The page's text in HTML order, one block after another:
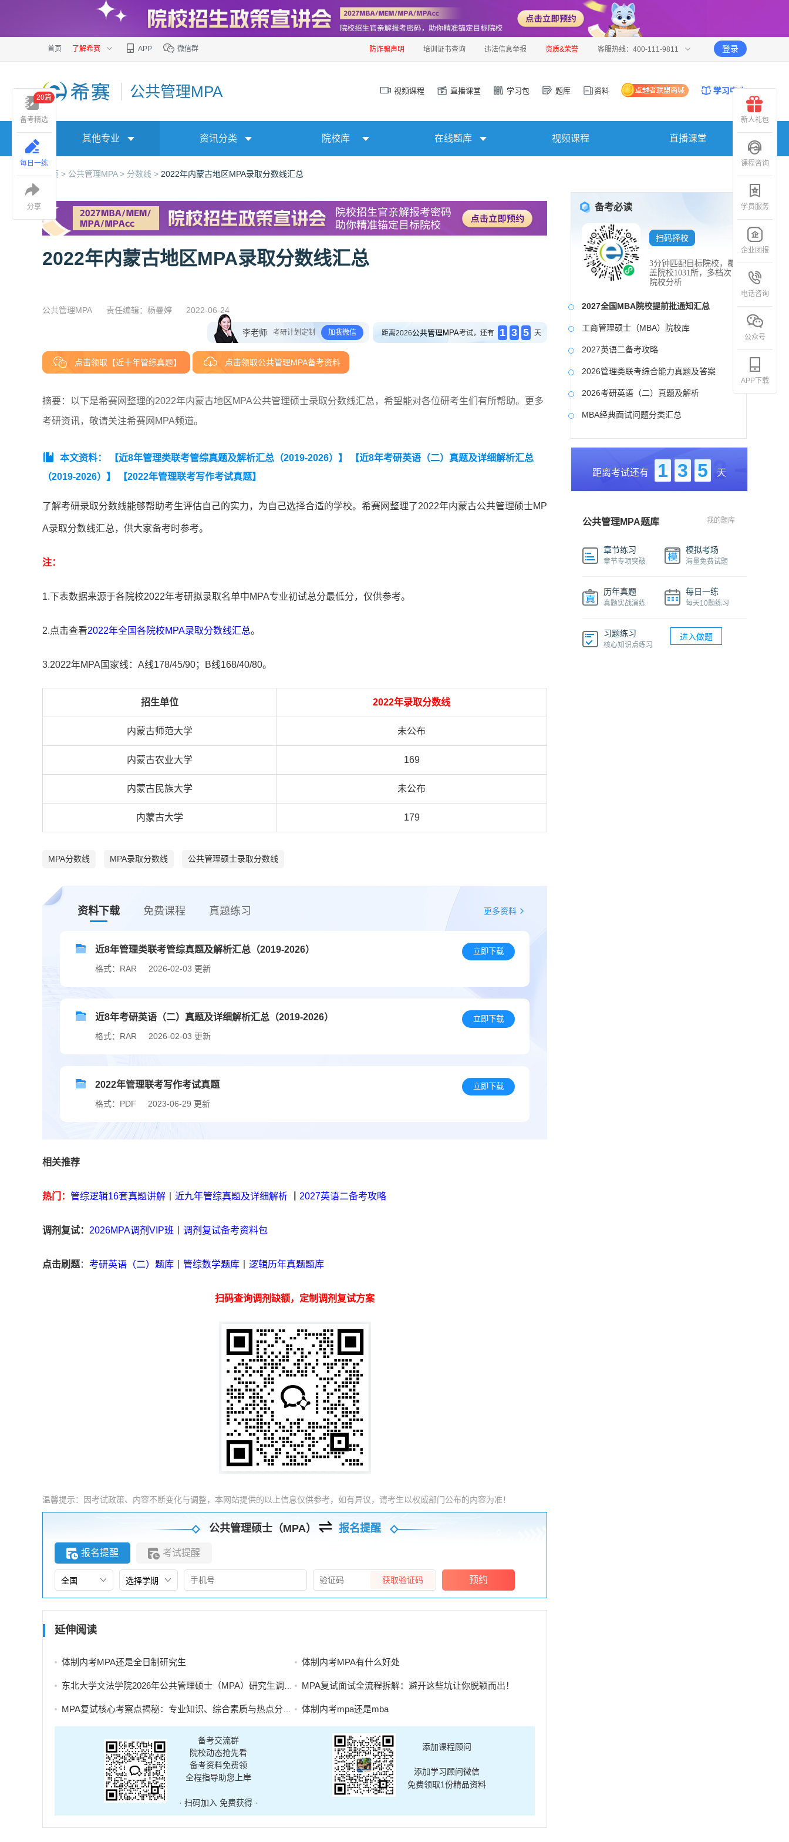
首页 了解希赛 APP 微信群 防诈骗声明 培训证书查询 违法信息举报 资质&荣誉 客服热线：400-111-9811 登录
公共管理MPA 视频课程 直播课堂 学习包 题库 资料
其他专业 资讯分类 院校库 在线题库 视频课程 直播课堂
首页 > 公共管理MPA > 分数线 > 2022年内蒙古地区MPA录取分数线汇总
2022年内蒙古地区MPA录取分数线汇总
公共管理MPA 责任编辑：杨曼婷 2022-06-24
李老师 考研计划定制 加我微信 距离2026公共管理MPA考试，还有 1 3 5 天
点击领取【近十年管综真题】 点击领取公共管理MPA备考资料
摘要：以下是希赛网整理的2022年内蒙古地区MPA公共管理硕士录取分数线汇总，希望能对各位研考生们有所帮助。更多
考研资讯，敬请关注希赛网MPA频道。
本文资料： 【近8年管理类联考管综真题及解析汇总（2019-2026）】
【近8年考研英语（二）真题及详细解析汇总
（2019-2026）】
【2022年管理联考写作考试真题】
了解考研录取分数线能够帮助考生评估自己的实力，为自己选择合适的学校。希赛网整理了2022年内蒙古公共管理硕士MP
A录取分数线汇总，供大家备考时参考。
注：
1.下表数据来源于各院校2022年考研拟录取名单中MPA专业初试总分最低分，仅供参考。
2.点击查看2022年全国各院校MPA录取分数线汇总。
3.2022年MPA国家线：A线178/45/90；B线168/40/80。
招生单位 2022年录取分数线
内蒙古师范大学 未公布
内蒙古农业大学 169
内蒙古民族大学 未公布
内蒙古大学 179
MPA分数线 MPA录取分数线 公共管理硕士录取分数线
资料下载 免费课程 真题练习 更多资料
近8年管理类联考管综真题及解析汇总（2019-2026）
格式：RAR 2026-02-03 更新
立即下载
近8年考研英语（二）真题及详细解析汇总（2019-2026）
格式：RAR 2026-02-03 更新
立即下载
2022年管理联考写作考试真题
格式：PDF 2023-06-29 更新
立即下载
相关推荐
热门： 管综逻辑16套真题讲解 近九年管综真题及详细解析 2027英语二备考攻略
调剂复试： 2026MPA调剂VIP班 调剂复试备考资料包
点击刷题： 考研英语（二）题库 管综数学题库 逻辑历年真题题库
扫码查询调剂缺额，定制调剂复试方案
温馨提示：因考试政策、内容不断变化与调整，本网站提供的以上信息仅供参考，如有异议，请考生以权威部门公布的内容为准！
公共管理硕士（MPA） 报名提醒
报名提醒 考试提醒
获取验证码 预约
延伸阅读
体制内考MPA还是全日制研究生 体制内考MPA有什么好处
东北大学文法学院2026年公共管理硕士（MPA）研究生调剂工作办法 MPA复试面试全流程拆解：避开这些坑让你脱颖而出！
MPA复试核心考察点揭秘：专业知识、综合素质与热点分析能力 体制内考mpa还是mba
备考交流群
院校动态抢先看
备考资料免费领
全程指导助您上岸
· 扫码加入 免费获得 ·
添加课程顾问
添加学习顾问微信
免费领取1份精品资料
备考必读
扫码择校
3分钟匹配目标院校，覆
盖院校1031所，多档次
院校分析
2027全国MBA院校提前批通知汇总
工商管理硕士（MBA）院校库
2027英语二备考攻略
2026管理类联考综合能力真题及答案
2026考研英语（二）真题及解析
MBA经典面试问题分类汇总
2017-2025近九年各科真题及详细解析
考研英语（二）试题库
2027写作备考攻略
距离考试还有 1 3 5 天
公共管理MPA题库 我的题库
章节练习
章节专项突破
模拟考场
海量免费试题
历年真题
真题实战演练
每日一练
每天10题练习
习题练习
核心知识点练习
进入做题
备考精选
20篇
每日一练
分享
新人礼包
课程咨询
学员服务
企业团报
电话咨询
公众号
APP下载